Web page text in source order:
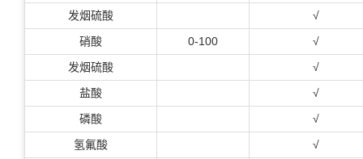
发烟硫酸
√
硝酸
0-100
√
发烟硫酸
√
盐酸
√
磷酸
√
氢氟酸
√